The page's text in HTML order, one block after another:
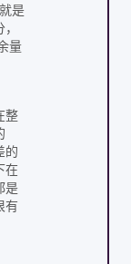
是
量
整
的
在
是
有